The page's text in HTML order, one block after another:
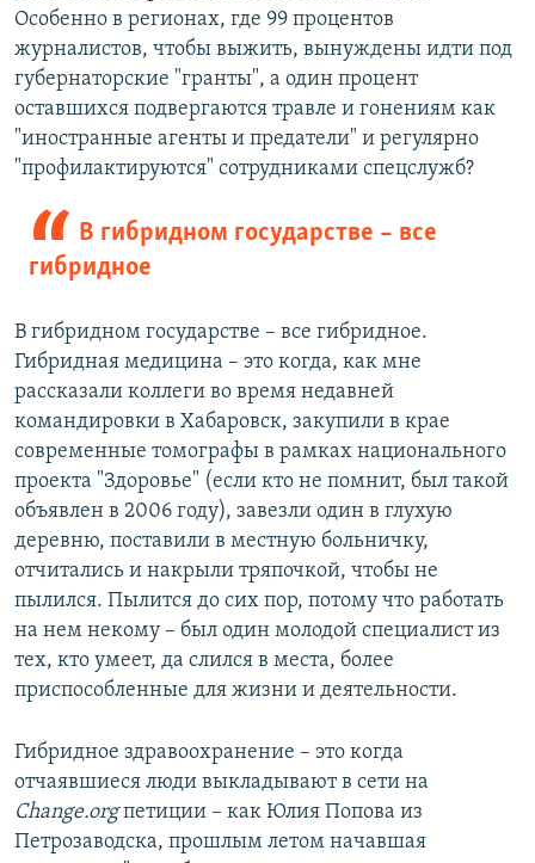
Особенно в регионах, где 99 процентов
журналистов, чтобы выжить, вынуждены идти под
губернаторские "гранты", а один процент
оставшихся подвергаются травле и гонениям как
"иностранные агенты и предатели" и регулярно
"профилактируются" сотрудниками спецслужб?
В гибридном государстве – все
гибридное
В гибридном государстве – все гибридное.
Гибридная медицина – это когда, как мне
рассказали коллеги во время недавней
командировки в Хабаровск, закупили в крае
современные томографы в рамках национального
проекта "Здоровье" (если кто не помнит, был такой
объявлен в 2006 году), завезли один в глухую
деревню, поставили в местную больничку,
отчитались и накрыли тряпочкой, чтобы не
пылился. Пылится до сих пор, потому что работать
на нем некому – был один молодой специалист из
тех, кто умеет, да слился в места, более
приспособленные для жизни и деятельности.
Гибридное здравоохранение – это когда
отчаявшиеся люди выкладывают в сети на
Change.orgпетиции – как Юлия Попова из
Петрозаводска, прошлым летом начавшая